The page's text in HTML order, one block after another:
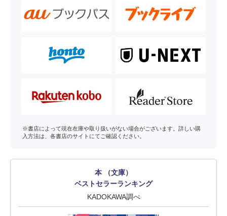
※書店によって現在在庫や取り扱いがない場合がございます。詳しい購
入方法は、各書店のサイトにてご確認ください。
本 （文庫）
ベストセラーランキング
KADOKAWA調べ